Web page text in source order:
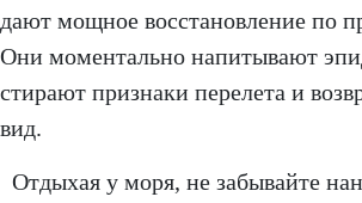
дают мощное восстановление по
Они моментально напитывают
стирают признаки перелета и
вид.
Отдыхая у моря, не забывайте